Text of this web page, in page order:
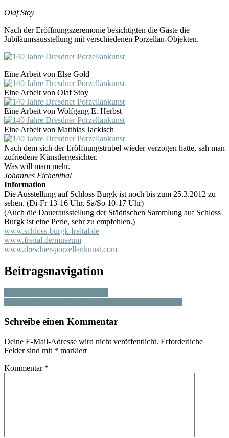
Olaf Stoy
Nach der Eröffnungszeremonie besichtigten die Gäste die
Jubiläumsausstellung mit verschiedenen Porzellan-Objekten.
Eine Arbeit von Else Gold
Eine Arbeit von Olaf Stoy
Eine Arbeit von Wolfgang E. Herbst
Eine Arbeit von Matthias Jackisch
Nach dem sich der Eröffnungstrubel wieder verzogen hatte, sah man
zufriedene Künstlergesichter.
Was will mam mehr.
Johannes Eichenthal
Information
Die Ausstellung auf Schloss Burgk ist noch bis zum 25.3.2012 zu
sehen. (Di-Fr 13-16 Uhr, Sa/So 10-17 Uhr)
(Auch die Dauerausstellung der Städtischen Sammlung auf Schloss
Burgk ist eine Perle, sehr zu empfehlen.)
www.schloss-burgk-freital.de
www.freital.de/museum
www.dresdner-porzellankunst.com
Beitragsnavigation
Schreibe einen Kommentar
Deine E-Mail-Adresse wird nicht veröffentlicht. Erforderliche
Felder sind mit * markiert
Kommentar *